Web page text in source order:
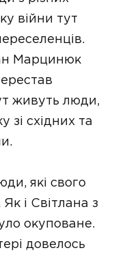
війни тут
Марцинюк
живуть люди,
зі східних та
які свого
і Світлана з
окуповане.
довелось